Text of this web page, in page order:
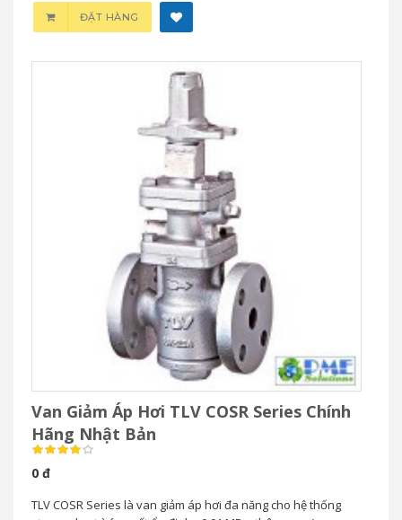
ĐẶT HÀNG
Van Giảm Áp Hơi TLV COSR Series Chính
Hãng Nhật Bản
0 đ
TLV COSR Series là van giảm áp hơi đa năng cho hệ thống